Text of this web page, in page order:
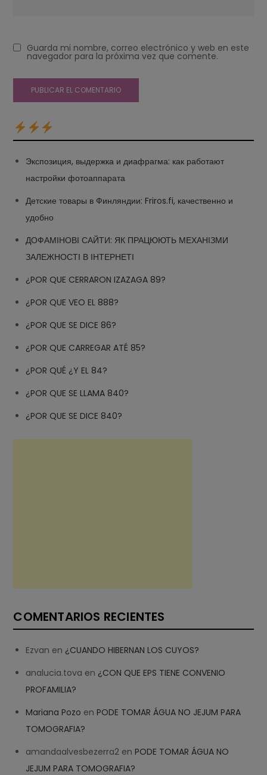
Guarda mi nombre, correo electrónico y web en este
navegador para la próxima vez que comente.
Экспозиция, выдержка и диафрагма: как работают
настройки фотоаппарата
Детские товары в Финляндии: Friros.fi, качественно и
удобно
ДОФАМІНОВІ САЙТИ: ЯК ПРАЦЮЮТЬ МЕХАНІЗМИ
ЗАЛЕЖНОСТІ В ІНТЕРНЕТІ
¿POR QUE CERRARON IZAZAGA 89?
¿POR QUE VEO EL 888?
¿POR QUE SE DICE 86?
¿POR QUE CARREGAR ATÉ 85?
¿POR QUÉ ¿Y EL 84?
¿POR QUE SE LLAMA 840?
¿POR QUE SE DICE 840?
COMENTARIOS RECIENTES
Ezvan en ¿CUANDO HIBERNAN LOS CUYOS?
analucia.tova en ¿CON QUE EPS TIENE CONVENIO
PROFAMILIA?
Mariana Pozo enPODE TOMAR ÁGUA NO JEJUM PARA
TOMOGRAFIA?
amandaalvesbezerra2 enPODE TOMAR ÁGUA NO
JEJUM PARA TOMOGRAFIA?